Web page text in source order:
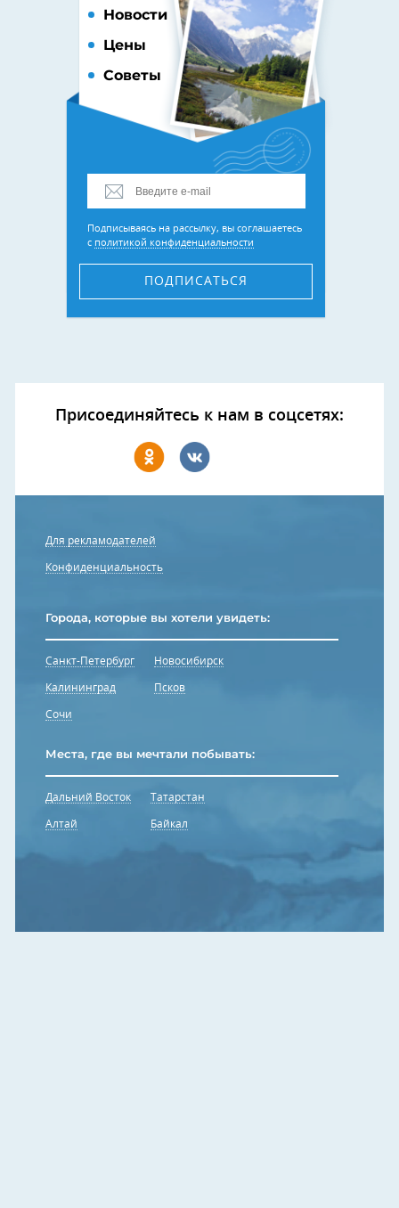
Новости
Цены
Советы
Подписываясь на рассылку, вы соглашаетесь
с политикой конфиденциальности
ПОДПИСАТЬСЯ
Присоединяйтесь к нам в соцсетях:
Для рекламодателей
Конфиденциальность
Города, которые вы хотели увидеть:
Санкт-Петербург
Калининград
Сочи
Новосибирск
Псков
Места, где вы мечтали побывать:
Дальний Восток
Алтай
Татарстан
Байкал